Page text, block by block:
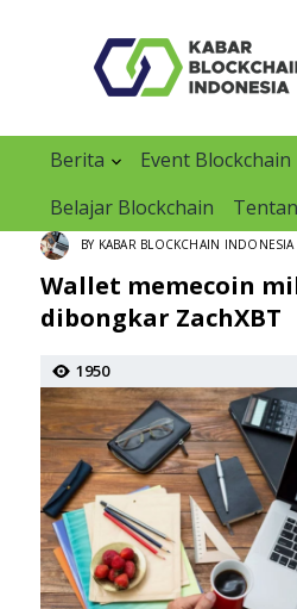
Berita
Event Blockchain
Belajar Blockchain
BY KABAR BLOCKCHAIN INDONESIA
Wallet memecoin
dibongkar ZachXBT
1950